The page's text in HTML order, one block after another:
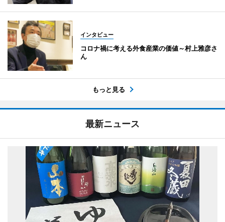
インタビュー
コロナ禍に考える外食産業の価値～村上雅彦さ
ん
もっと見る
最新ニュース